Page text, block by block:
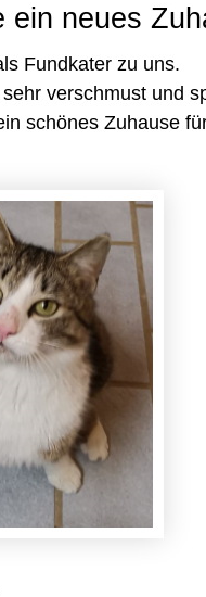
ein neues
Fundkater zu uns.
verschmust und
schönes Zuhause